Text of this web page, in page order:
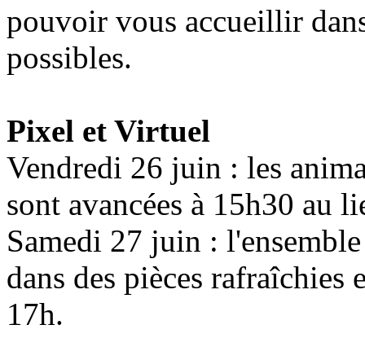
pouvoir vous accueillir
possibles.
Pixel et Virtuel
Vendredi 26 juin : les
sont avancées à 15h30 au
Samedi 27 juin :
dans des pièces rafraîchies
17h.